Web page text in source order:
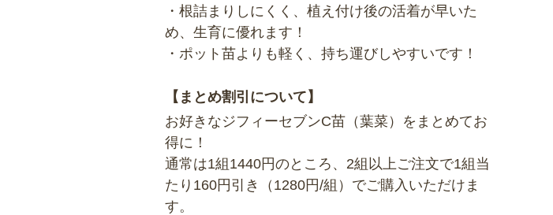
・根詰まりしにくく、植え付け後の活着が早いた
め、生育に優れます！
・ポット苗よりも軽く、持ち運びしやすいです！
【まとめ割引について】
お好きなジフィーセブンC苗（葉菜）をまとめてお
得に！
通常は1組1440円のところ、2組以上ご注文で1組当
たり160円引き（1280円/組）でご購入いただけま
す。